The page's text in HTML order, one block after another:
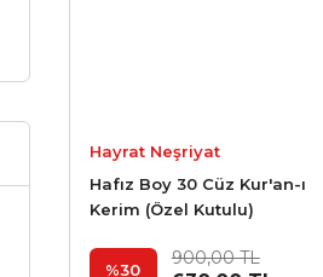
Hayrat Neşriyat
Hafız Boy 30 Cüz Kur'an-ı
Kerim (Özel Kutulu)
%30
900,00 TL